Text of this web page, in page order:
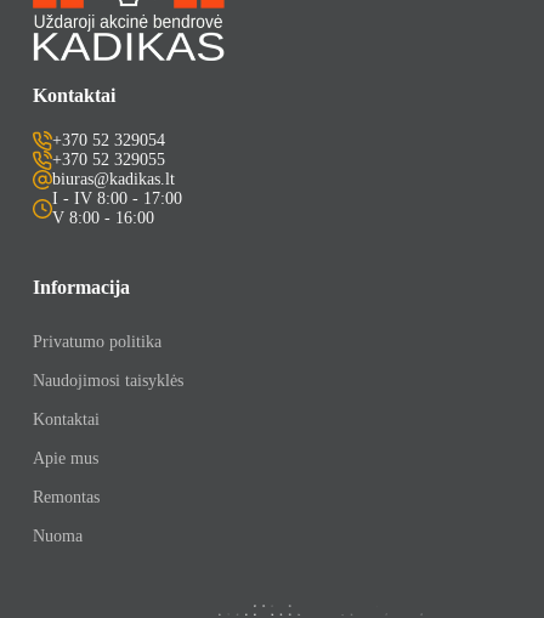
Informacija
Privatumo politika
Naudojimosi taisyklės
Kontaktai
Apie mus
Remontas
Nuoma
Kontaktai
+370 52 329054
+370 52 329055
biuras@kadikas.lt
I - IV 8:00 - 17:00
V 8:00 - 16:00